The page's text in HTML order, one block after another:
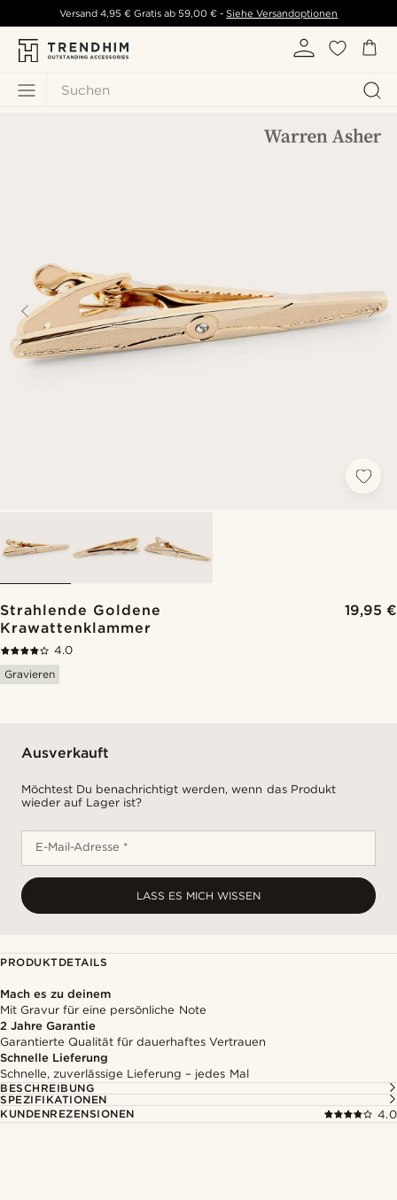
Suchen
Versand 4,95 € Gratis ab 59,00 € - Siehe Versandoptionen
Strahlende Goldene
Krawattenklammer
19,95 €
4.0
Gravieren
Ausverkauft
Möchtest Du benachrichtigt werden, wenn das Produkt
wieder auf Lager ist?
E-Mail-Adresse *
LASS ES MICH WISSEN
PRODUKTDETAILS
Mach es zu deinem
Mit Gravur für eine persönliche Note
2 Jahre Garantie
Garantierte Qualität für dauerhaftes Vertrauen
Schnelle Lieferung
Schnelle, zuverlässige Lieferung – jedes Mal
BESCHREIBUNG
SPEZIFIKATIONEN
KUNDENREZENSIONEN
4.0